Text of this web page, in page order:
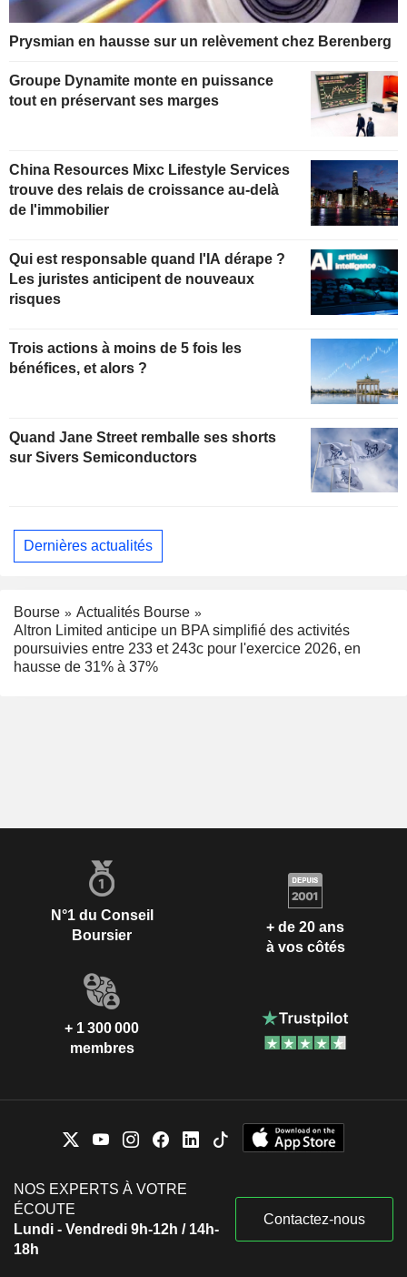
Prysmian en hausse sur un relèvement chez Berenberg
Groupe Dynamite monte en puissance
tout en préservant ses marges
China Resources Mixc Lifestyle Services
trouve des relais de croissance au-delà
de l'immobilier
Qui est responsable quand l'IA dérape ?
Les juristes anticipent de nouveaux
risques
Trois actions à moins de 5 fois les
bénéfices, et alors ?
Quand Jane Street remballe ses shorts
sur Sivers Semiconductors
Dernières actualités
Bourse
Actualités Bourse
Altron Limited anticipe un BPA simplifié des activités
poursuivies entre 233 et 243c pour l'exercice 2026, en
hausse de 31% à 37%
N°1 du Conseil
Boursier
+ de 20 ans
à vos côtés
+ 1 300 000
membres
NOS EXPERTS À VOTRE
ÉCOUTE
Lundi - Vendredi 9h-12h / 14h-
18h
Contactez-nous